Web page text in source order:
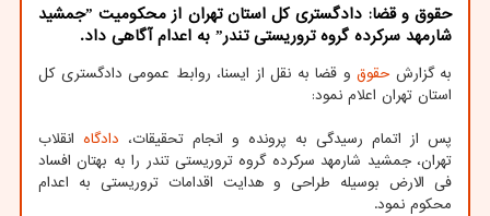
حقوق و قضا: دادگستری کل استان تهران از محکومیت ˮجمشید
شارمهد سرکرده گروه تروریستی تندرˮ به اعدام آگاهی داد.
به گزارش حقوق و قضا به نقل از ایسنا، روابط عمومی دادگستری کل
استان تهران اعلام نمود:
پس از اتمام رسیدگی به پرونده و انجام تحقیقات، دادگاه انقلاب
تهران، جمشید شارمهد سرکرده گروه تروریستی تندر را به بهتان افساد
فی الارض بوسیله طراحی و هدایت اقدامات تروریستی به اعدام
محکوم نمود.